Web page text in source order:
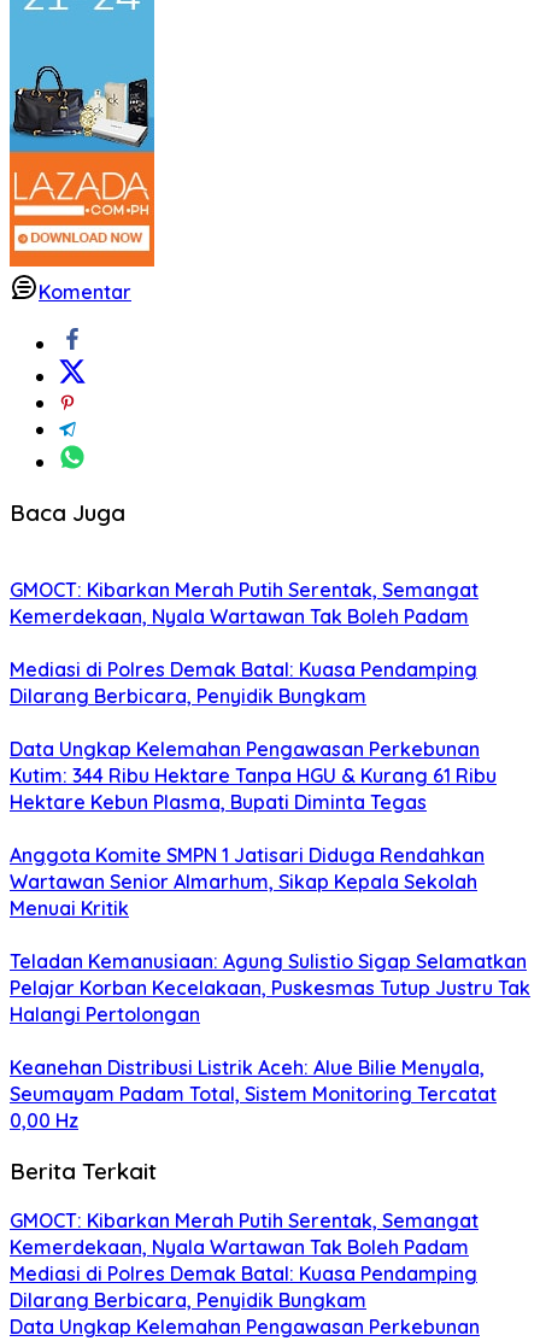
Komentar
Baca Juga
GMOCT: Kibarkan Merah Putih Serentak, Semangat
Kemerdekaan, Nyala Wartawan Tak Boleh Padam
Mediasi di Polres Demak Batal: Kuasa Pendamping
Dilarang Berbicara, Penyidik Bungkam
Data Ungkap Kelemahan Pengawasan Perkebunan
Kutim: 344 Ribu Hektare Tanpa HGU & Kurang 61 Ribu
Hektare Kebun Plasma, Bupati Diminta Tegas
Anggota Komite SMPN 1 Jatisari Diduga Rendahkan
Wartawan Senior Almarhum, Sikap Kepala Sekolah
Menuai Kritik
Teladan Kemanusiaan: Agung Sulistio Sigap Selamatkan
Pelajar Korban Kecelakaan, Puskesmas Tutup Justru Tak
Halangi Pertolongan
Keanehan Distribusi Listrik Aceh: Alue Bilie Menyala,
Seumayam Padam Total, Sistem Monitoring Tercatat
0,00 Hz
Berita Terkait
GMOCT: Kibarkan Merah Putih Serentak, Semangat
Kemerdekaan, Nyala Wartawan Tak Boleh Padam
Mediasi di Polres Demak Batal: Kuasa Pendamping
Dilarang Berbicara, Penyidik Bungkam
Data Ungkap Kelemahan Pengawasan Perkebunan